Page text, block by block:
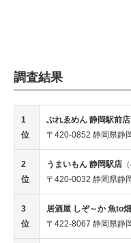
調査結果
1
位
ぶれゑめん 静岡駅前店
〒420-0852 静岡県静
2
位
うまいもん 静岡駅店
〒420-0032 静岡県静
3
位
居酒屋 しぞ～か 魚to
〒422-8067 静岡県静